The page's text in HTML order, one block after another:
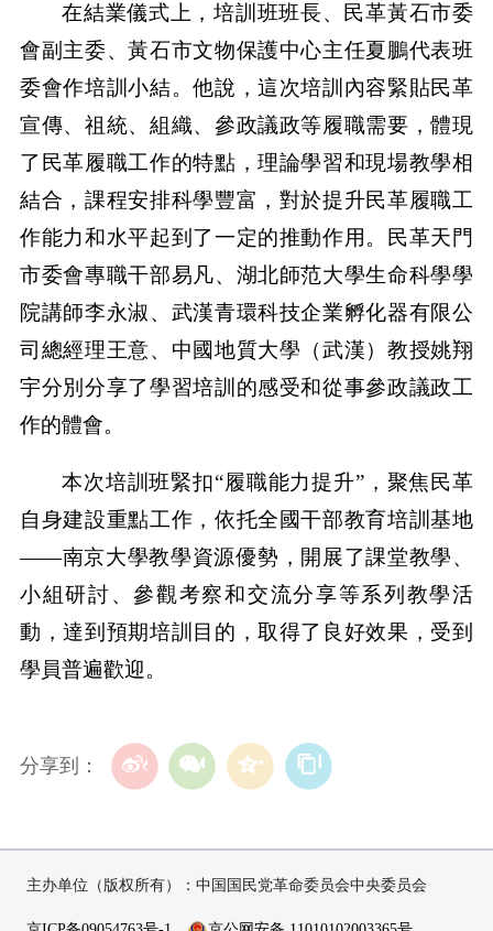
在結業儀式上，培訓班班長、民革黃石市委
會副主委、黃石市文物保護中心主任夏鵬代表班
委會作培訓小結。他說，這次培訓內容緊貼民革
宣傳、祖統、組織、參政議政等履職需要，體現
了民革履職工作的特點，理論學習和現場教學相
結合，課程安排科學豐富，對於提升民革履職工
作能力和水平起到了一定的推動作用。民革天門
市委會專職干部易凡、湖北師范大學生命科學學
院講師李永淑、武漢青環科技企業孵化器有限公
司總經理王意、中國地質大學（武漢）教授姚翔
宇分別分享了學習培訓的感受和從事參政議政工
作的體會。
本次培訓班緊扣“履職能力提升”，聚焦民革
自身建設重點工作，依托全國干部教育培訓基地
——南京大學教學資源優勢，開展了課堂教學、
小組研討、參觀考察和交流分享等系列教學活
動，達到預期培訓目的，取得了良好效果，受到
學員普遍歡迎。
分享到：
主办单位（版权所有）：中国国民党革命委员会中央委员会